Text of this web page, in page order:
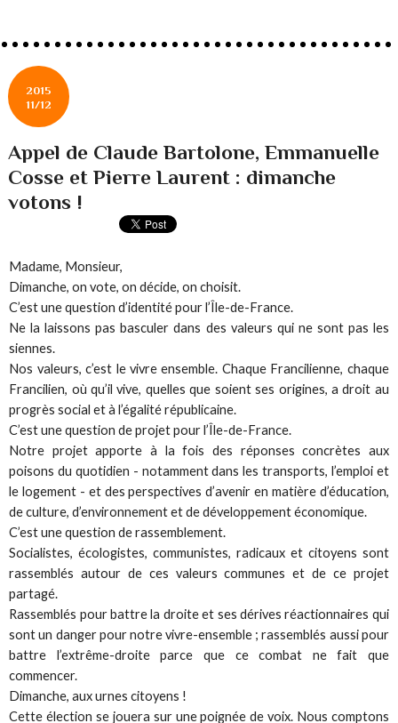
2015
11/12
Appel de Claude Bartolone, Emmanuelle
Cosse et Pierre Laurent : dimanche
votons !
Madame, Monsieur,
Dimanche, on vote, on décide, on choisit.
C’est une question d’identité pour l’Île-de-France.
Ne la laissons pas basculer dans des valeurs qui ne sont pas les
siennes.
Nos valeurs, c’est le vivre ensemble. Chaque Francilienne, chaque
Francilien, où qu’il vive, quelles que soient ses origines, a droit au
progrès social et à l’égalité républicaine.
C’est une question de projet pour l’Île-de-France.
Notre projet apporte à la fois des réponses concrètes aux
poisons du quotidien - notamment dans les transports, l’emploi et
le logement - et des perspectives d’avenir en matière d’éducation,
de culture, d’environnement et de développement économique.
C’est une question de rassemblement.
Socialistes, écologistes, communistes, radicaux et citoyens sont
rassemblés autour de ces valeurs communes et de ce projet
partagé.
Rassemblés pour battre la droite et ses dérives réactionnaires qui
sont un danger pour notre vivre-ensemble ; rassemblés aussi pour
battre l’extrême-droite parce que ce combat ne fait que
commencer.
Dimanche, aux urnes citoyens !
Cette élection se jouera sur une poignée de voix. Nous comptons